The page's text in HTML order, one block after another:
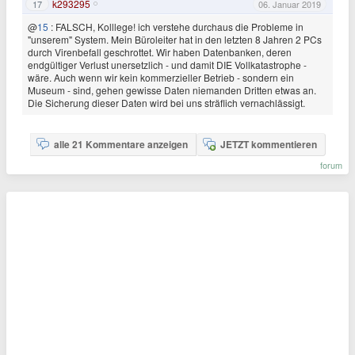
17 k293295 06. Januar 2019
@15 : FALSCH, Kolllege! ich verstehe durchaus die Probleme in
"unserem" System. Mein Büroleiter hat in den letzten 8 Jahren 2 PCs
durch Virenbefall geschrottet. Wir haben Datenbanken, deren
endgültiger Verlust unersetzlich - und damit DIE Vollkatastrophe -
wäre. Auch wenn wir kein kommerzieller Betrieb - sondern ein
Museum - sind, gehen gewisse Daten niemanden Dritten etwas an.
Die Sicherung dieser Daten wird bei uns sträflich vernachlässigt.
alle 21 Kommentare anzeigen JETZT kommentieren
forum